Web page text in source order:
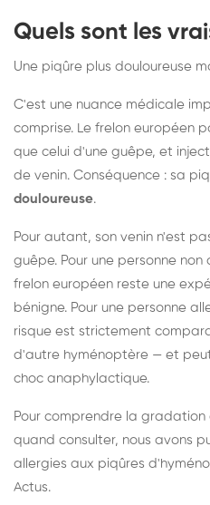
Quels sont les
Une piqûre plus douloureuse
C'est une nuance médicale
comprise. Le frelon européen
que celui d'une guêpe, et
de venin. Conséquence : sa
douloureuse.
Pour autant, son venin n'est
guêpe. Pour une personne
frelon européen reste une
bénigne. Pour une personne
risque est strictement
d'autre hyménoptère — et
choc anaphylactique.
Pour comprendre la
quand consulter, nous avons
allergies aux piqûres
Actus.